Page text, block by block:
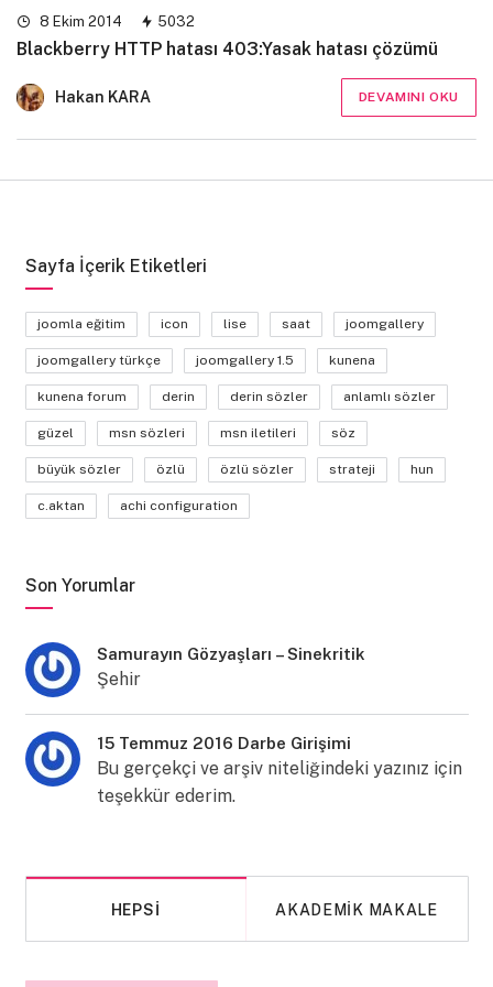
8 Ekim 2014 5032
Blackberry HTTP hatası 403:Yasak hatası çözümü
Hakan KARA DEVAMINI OKU
Sayfa İçerik Etiketleri
joomla eğitim icon lise saat joomgallery
joomgallery türkçe joomgallery 1.5 kunena
kunena forum derin derin sözler anlamlı sözler
güzel msn sözleri msn iletileri söz
büyük sözler özlü özlü sözler strateji hun
c.aktan achi configuration
Son Yorumlar
Samurayın Gözyaşları – Sinekritik
Şehir
15 Temmuz 2016 Darbe Girişimi
Bu gerçekçi ve arşiv niteliğindeki yazınız için
teşekkür ederim.
HEPSI AKADEMIK MAKALE